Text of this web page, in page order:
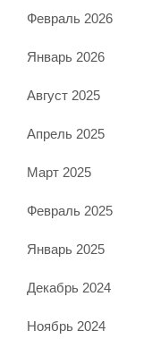
Февраль 2026
Январь 2026
Август 2025
Апрель 2025
Март 2025
Февраль 2025
Январь 2025
Декабрь 2024
Ноябрь 2024